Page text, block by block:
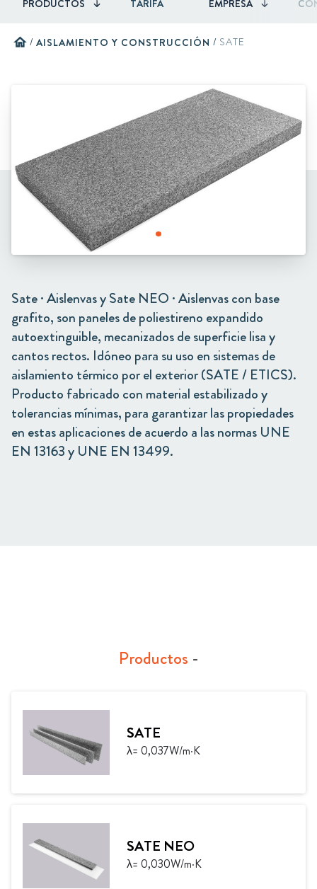
PRODUCTOS TARIFA EMPRESA
home / AISLAMIENTO Y CONSTRUCCIÓN / SATE
Sate · Aislenvas y Sate NEO · Aislenvas con base
grafito, son paneles de poliestireno expandido
autoextinguible, mecanizados de superficie lisa y
cantos rectos. Idóneo para su uso en sistemas de
aislamiento térmico por el exterior (SATE / ETICS).
Producto fabricado con material estabilizado y
tolerancias mínimas, para garantizar las propiedades
en estas aplicaciones de acuerdo a las normas UNE
EN 13163 y UNE EN 13499.
Productos -
SATE
λ= 0,037W/m·K
SATE NEO
λ= 0,030W/m·K